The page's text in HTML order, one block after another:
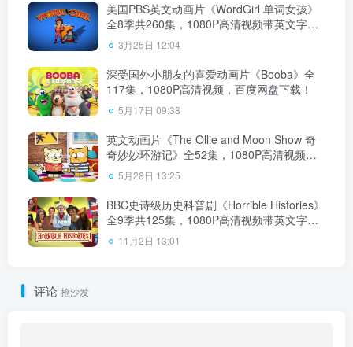
美国PBS英文动画片《WordGirl 单词女孩》
全8季共260集，1080P高清视频带英文字
幕，百度云网盘下载！
3月25日 12:04
深受国外小朋友的喜爱动画片《Booba》全
117集，1080P高清视频，百度网盘下载！
5月17日 09:38
英文动画片《The Ollie and Moon Show 奇
奇妙妙环游记》全52集，1080P高清视频带
英文字幕，百度云网盘下载！
5月28日 13:25
BBC史诗级历史科普剧《Horrible Histories》
全9季共125集，1080P高清视频带英文字
幕，百度云网盘下载！
11月2日 13:01
评论 抢沙发